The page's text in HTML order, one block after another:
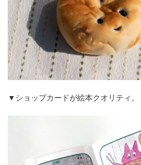
▼ショップカードが絵本クオリティ。